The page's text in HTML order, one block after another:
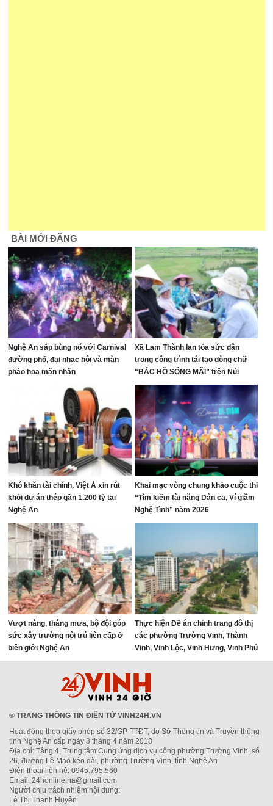
BÀI MỚI ĐĂNG
Nghệ An sắp bùng nổ với Carnival
đường phố, đại nhạc hội và màn
pháo hoa mãn nhãn
Xã Lam Thành lan tỏa sức dân
trong công trình tái tạo dòng chữ
“BÁC HỒ SỐNG MÃI” trên Núi
Nhón
Khó khăn tài chính, Việt Á xin rút
khỏi dự án thép gần 1.200 tỷ tại
Nghệ An
Khai mạc vòng chung khảo cuộc thi
“Tìm kiếm tài năng Dân ca, Ví giặm
Nghệ Tĩnh” năm 2026
Vượt nắng, thắng mưa, bộ đội góp
sức xây trường nội trú liên cấp ở
biên giới Nghệ An
Thực hiện Đề án chỉnh trang đô thị
các phường Trường Vinh, Thành
Vinh, Vinh Lộc, Vinh Hưng, Vinh Phú
và Cửa Lò giai đoạn 2026 – 2030
® TRANG THÔNG TIN ĐIỆN TỬ VINH24H.VN
Hoạt động theo giấy phép số 32/GP-TTĐT, do Sở Thông tin và Truyền thông
tỉnh Nghệ An cấp ngày 3 tháng 4 năm 2018
Địa chỉ: Tầng 4, Trung tâm Cung ứng dịch vụ công phường Trường Vinh, số
26, đường Lê Mao kéo dài, phường Trường Vinh, tỉnh Nghệ An
Điện thoại liên hệ: 0945.795.560
Email: 24honline.na@gmail.com
Người chịu trách nhiệm nội dung:
Lê Thị Thanh Huyền